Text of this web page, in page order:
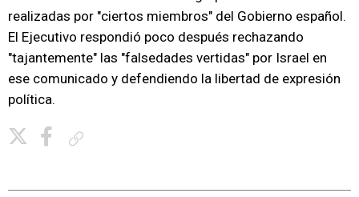
realizadas por "ciertos miembros" del Gobierno español.
El Ejecutivo respondió poco después rechazando
"tajantemente" las "falsedades vertidas" por Israel en
ese comunicado y defendiendo la libertad de expresión
política.